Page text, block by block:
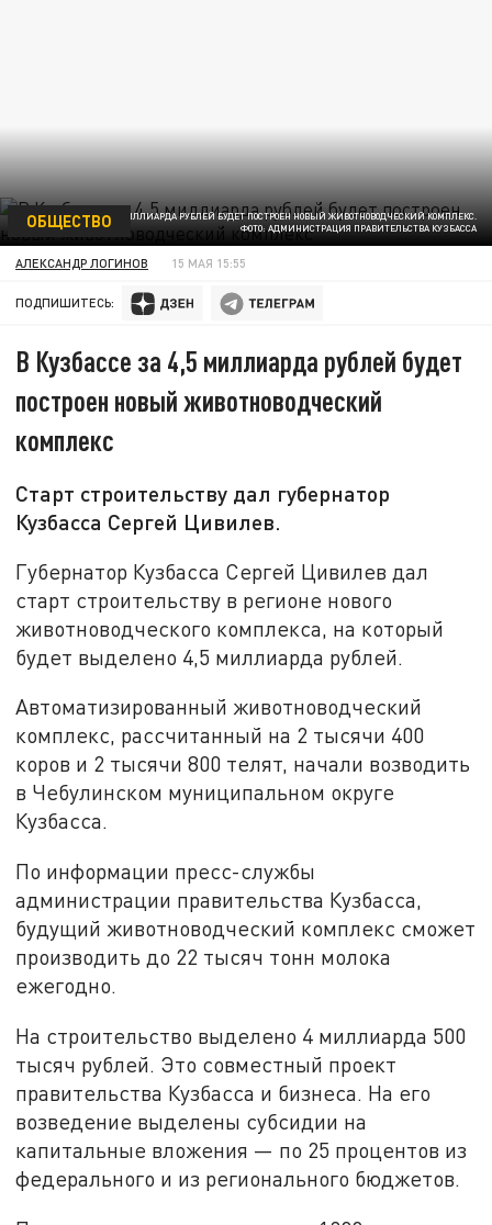
В КУЗБАССЕ ЗА 4,5 МИЛЛИАРДА РУБЛЕЙ БУДЕТ ПОСТРОЕН НОВЫЙ ЖИВОТНОВОДЧЕСКИЙ КОМПЛЕКС.
ФОТО: АДМИНИСТРАЦИЯ ПРАВИТЕЛЬСТВА КУЗБАССА
ОБЩЕСТВО
АЛЕКСАНДР ЛОГИНОВ 15 МАЯ 15:55
ПОДПИШИТЕСЬ:
В Кузбассе за 4,5 миллиарда рублей будет
построен новый животноводческий
комплекс
Старт строительству дал губернатор
Кузбасса Сергей Цивилев.
Губернатор Кузбасса Сергей Цивилев дал
старт строительству в регионе нового
животноводческого комплекса, на который
будет выделено 4,5 миллиарда рублей.
Автоматизированный животноводческий
комплекс, рассчитанный на 2 тысячи 400
коров и 2 тысячи 800 телят, начали возводить
в Чебулинском муниципальном округе
Кузбасса.
По информации пресс-службы
администрации правительства Кузбасса,
будущий животноводческий комплекс сможет
производить до 22 тысяч тонн молока
ежегодно.
На строительство выделено 4 миллиарда 500
тысяч рублей. Это совместный проект
правительства Кузбасса и бизнеса. На его
возведение выделены субсидии на
капитальные вложения — по 25 процентов из
федерального и из регионального бюджетов.